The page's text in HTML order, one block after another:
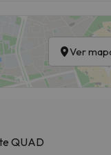
Ver
QUAD